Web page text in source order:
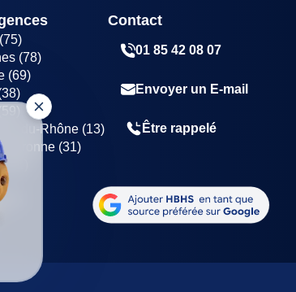
(78)
(69)
du-Rhône (13)
Garonne (31)
Contact
01 85 42 08 07
Envoyer un E-mail
Être rappelé